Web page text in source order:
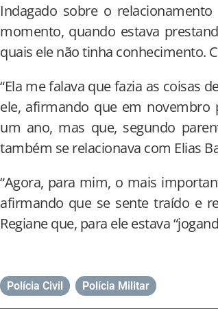
Indagado sobre o
momento, quando estava
quais ele não tinha conhecimento.
“Ela me falava que fazia as coisas
ele, afirmando que em
um ano, mas que, segundo
também se relacionava com Elias
“Agora, para mim, o mais
afirmando que se sente traído e
Regiane que, para ele estava
Polícia Civil Polícia Militar